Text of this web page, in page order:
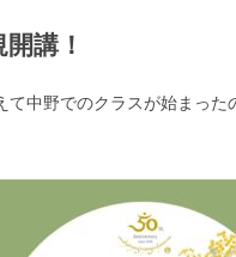
講！
中野でのクラスが始まっ